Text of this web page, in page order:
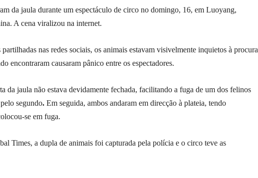
da jaula durante um espectáculo de circo no domingo, 16, em Luoyang,
A cena viralizou na internet.
nas redes sociais, os animais estavam visivelmente inquietos à procura
encontraram causaram pânico entre os espectadores.
da jaula não estava devidamente fechada, facilitando a fuga de um dos felinos
segundo. Em seguida, ambos andaram em direcção à plateia, tendo
se em fuga.
Times, a dupla de animais foi capturada pela polícia e o circo teve as